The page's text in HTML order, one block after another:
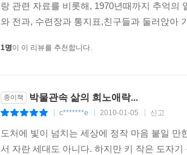
랑 관련 자료를 비롯해, 1970년때까지 추억의
와 전과, 수련장과 통지표,친구들과 둘러앉아
1명이 이 리뷰를 추천합니다.
종이책 박물관속 삶의 희노애락...
c*******e 2010-01-05 신고
도처에 빛이 넘치는 세상에 정작 마음 붙일
서 자란 세대도 아니다. 하지만 키 작은 도자